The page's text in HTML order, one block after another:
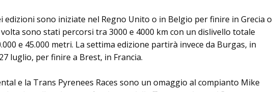
edizioni sono iniziate nel Regno Unito o in Belgio per finire in Grecia o
sono stati percorsi tra 3000 e 4000 km con un dislivello totale
e 45.000 metri. La settima edizione partirà invece da Burgas, in
luglio, per finire a Brest, in Francia.
e la Trans Pyrenees Races sono un omaggio al compianto Mike